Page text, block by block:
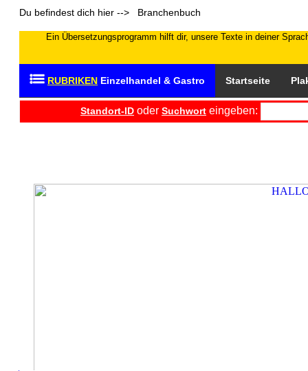
Du befindest dich hier --> Branchenbuch
Ein Übersetzungsprogramm hilft dir, unsere Texte in deiner
RUBRIKEN Einzelhandel & Gastro Startseite
Standort-ID oder Suchwort eingeben: